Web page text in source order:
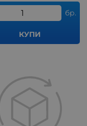
бр.
КУПИ